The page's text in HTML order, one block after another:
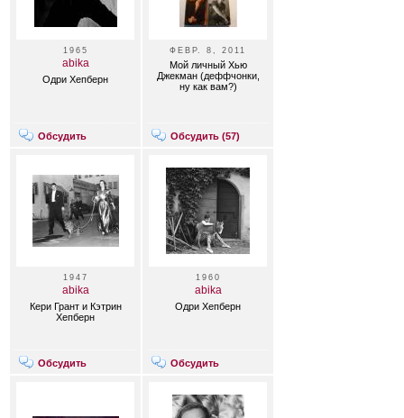
1965
abika
Одри Хепберн
Обсудить
ФЕВР. 8, 2011
Мой личный Хью
Джекман (деффчонки,
ну как вам?)
Обсудить (57)
1947
abika
Кери Грант и Кэтрин
Хепберн
Обсудить
1960
abika
Одри Хепберн
Обсудить